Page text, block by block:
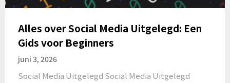
Alles over Social Media Uitgelegd: Een
Gids voor Beginners
juni 3, 2026
Social Media Uitgelegd Social Media Uitgelegd